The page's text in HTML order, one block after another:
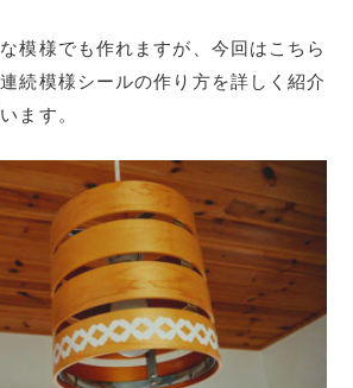
模様でも作れますが、今回はこちら
続模様シールの作り方を詳しく紹介
ます。